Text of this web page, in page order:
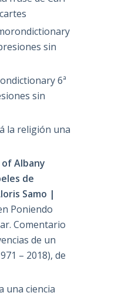
sin
6ª
sin
la religión una
Albany
de
Samo |
Poniendo
Comentario
de un
– 2018), de
una ciencia